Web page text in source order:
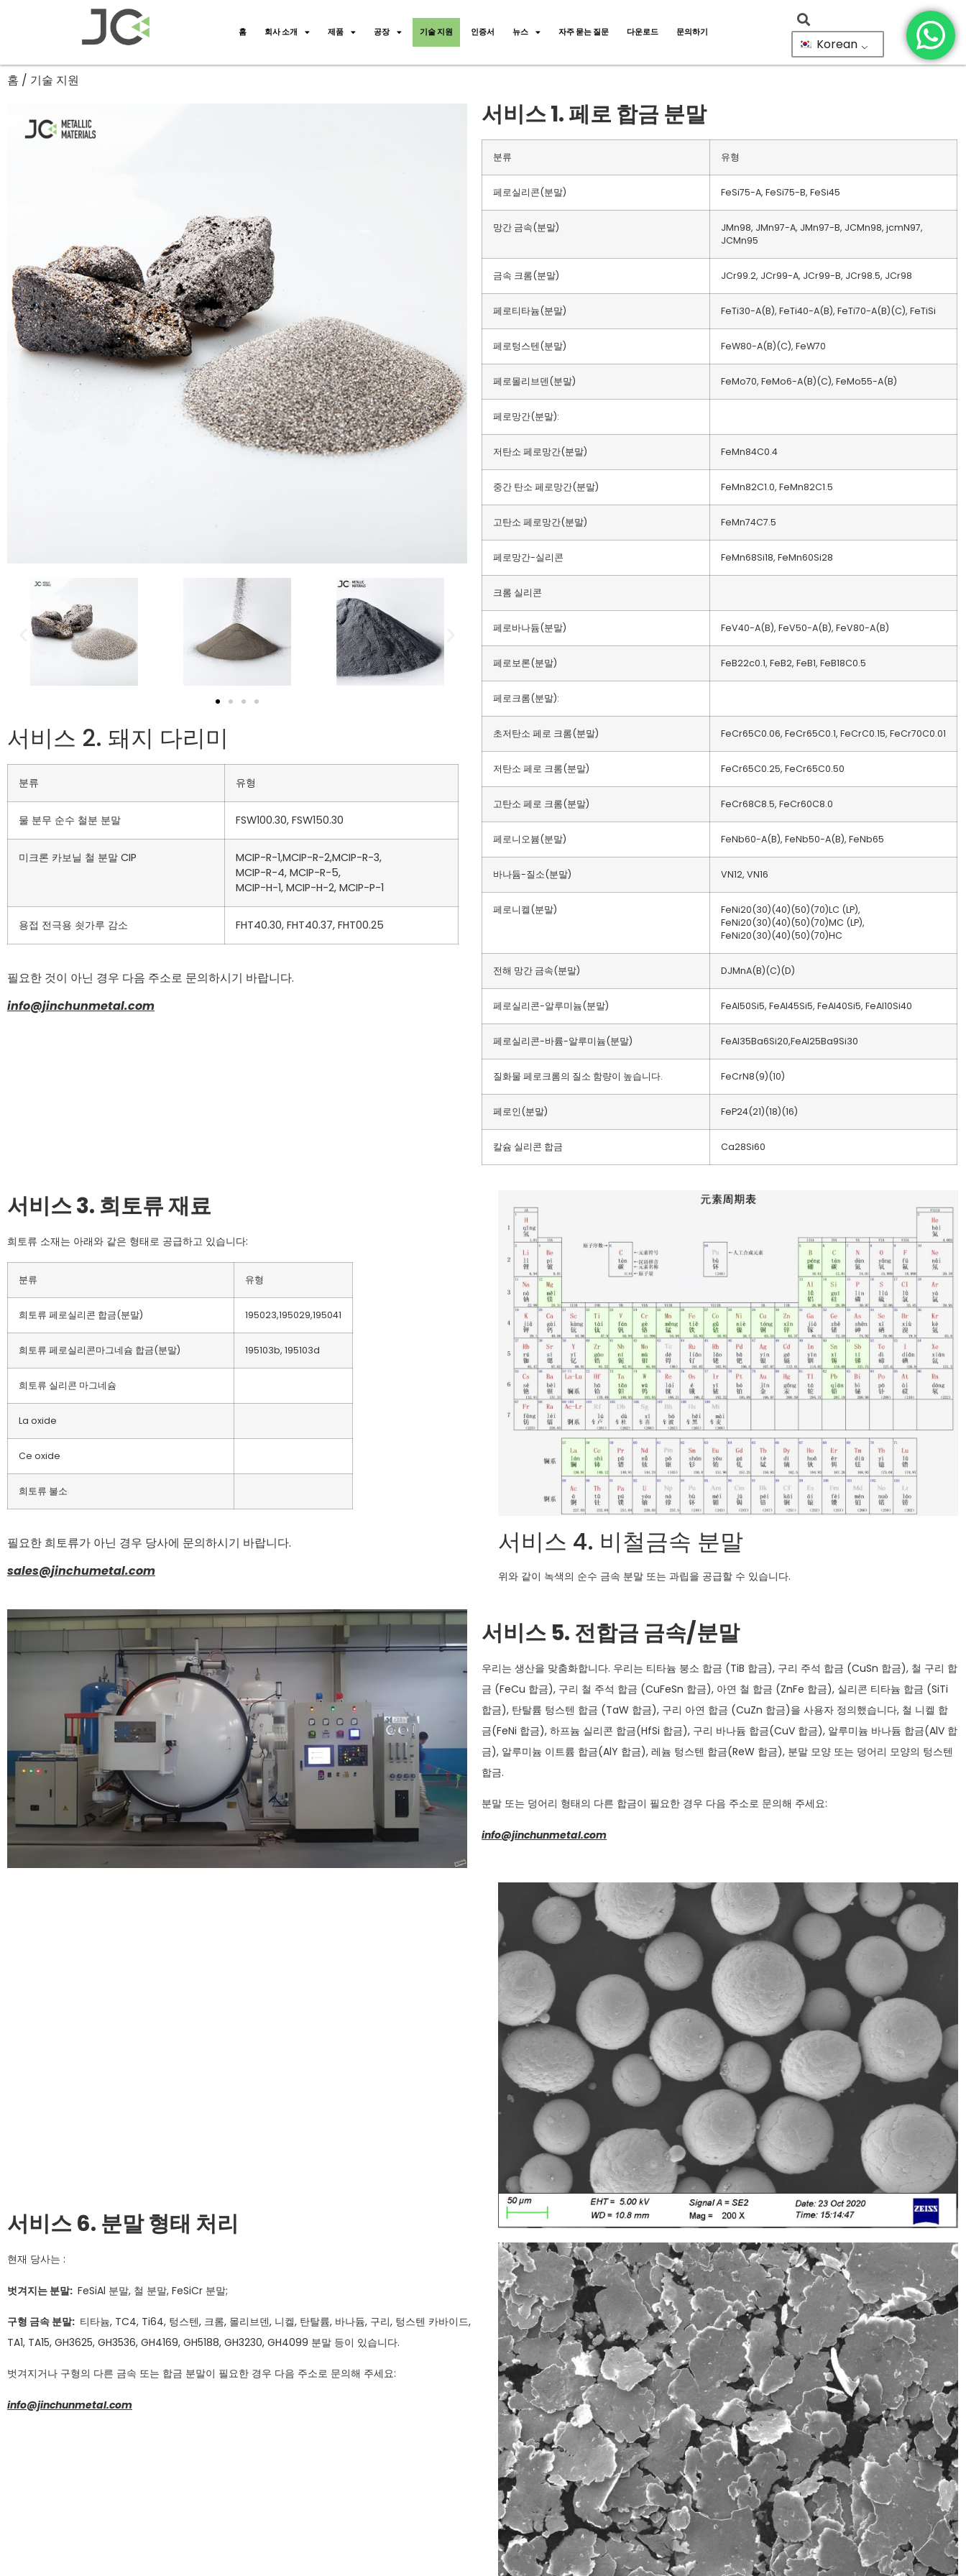
홈 회사 소개 제품 공장 기술 지원 인증서 뉴스 자주 묻는 질문 다운로드 문의하기
Korean
홈 / 기술 지원
서비스 2. 돼지 다리미
분류 유형
물 분무 순수 철분 분말 FSW100.30, FSW150.30
미크론 카보닐 철 분말 CIP
MCIP-R-1,MCIP-R-2,MCIP-R-3,
MCIP-R-4, MCIP-R-5,
MCIP-H-1, MCIP-H-2, MCIP-P-1
용접 전극용 쇳가루 감소 FHT40.30, FHT40.37, FHT00.25
필요한 것이 아닌 경우 다음 주소로 문의하시기 바랍니다.
info@jinchunmetal.com
서비스 1. 페로 합금 분말
분류 유형
페로실리콘(분말) FeSi75-A, FeSi75-B, FeSi45
망간 금속(분말)
JMn98, JMn97-A, JMn97-B, JCMn98, jcmN97,
JCMn95
금속 크롬(분말) JCr99.2, JCr99-A, JCr99-B, JCr98.5, JCr98
페로티타늄(분말) FeTi30-A(B), FeTi40-A(B), FeTi70-A(B)(C), FeTiSi
페로텅스텐(분말) FeW80-A(B)(C), FeW70
페로몰리브덴(분말) FeMo70, FeMo6-A(B)(C), FeMo55-A(B)
페로망간(분말):
저탄소 페로망간(분말) FeMn84C0.4
중간 탄소 페로망간(분말) FeMn82C1.0, FeMn82C1.5
고탄소 페로망간(분말) FeMn74C7.5
페로망간-실리콘 FeMn68Si18, FeMn60Si28
크롬 실리콘
페로바나듐(분말) FeV40-A(B), FeV50-A(B), FeV80-A(B)
페로보론(분말) FeB22c0.1, FeB2, FeB1, FeB18C0.5
페로크롬(분말):
초저탄소 페로 크롬(분말) FeCr65C0.06, FeCr65C0.1, FeCrC0.15, FeCr70C0.01
저탄소 페로 크롬(분말) FeCr65C0.25, FeCr65C0.50
고탄소 페로 크롬(분말) FeCr68C8.5, FeCr60C8.0
페로니오븀(분말) FeNb60-A(B), FeNb50-A(B), FeNb65
바나듐-질소(분말) VN12, VN16
페로니켈(분말)
FeNi20(30)(40)(50)(70)LC (LP),
FeNi20(30)(40)(50)(70)MC (LP),
FeNi20(30)(40)(50)(70)HC
전해 망간 금속(분말) DJMnA(B)(C)(D)
페로실리콘-알루미늄(분말) FeAl50Si5, FeAl45Si5, FeAl40Si5, FeAl10Si40
페로실리콘-바륨-알루미늄(분말) FeAl35Ba6Si20,FeAl25Ba9Si30
질화물 페로크롬의 질소 함량이 높습니다. FeCrN8(9)(10)
페로인(분말) FeP24(21)(18)(16)
칼슘 실리콘 합금 Ca28Si60
서비스 3. 희토류 재료
희토류 소재는 아래와 같은 형태로 공급하고 있습니다:
분류 유형
희토류 페로실리콘 합금(분말) 195023,195029,195041
희토류 페로실리콘마그네슘 합금(분말) 195103b, 195103d
희토류 실리콘 마그네슘
La oxide
Ce oxide
희토류 불소
필요한 희토류가 아닌 경우 당사에 문의하시기 바랍니다.
sales@jinchumetal.com
서비스 4. 비철금속 분말
위와 같이 녹색의 순수 금속 분말 또는 과립을 공급할 수 있습니다.
서비스 5. 전합금 금속/분말
우리는 생산을 맞춤화합니다. 우리는 티타늄 붕소 합금 (TiB 합금), 구리 주석 합금 (CuSn 합금), 철 구리 합
금 (FeCu 합금), 구리 철 주석 합금 (CuFeSn 합금), 아연 철 합금 (ZnFe 합금), 실리콘 티타늄 합금 (SiTi
합금), 탄탈륨 텅스텐 합금 (TaW 합금), 구리 아연 합금 (CuZn 합금)을 사용자 정의했습니다, 철 니켈 합
금(FeNi 합금), 하프늄 실리콘 합금(HfSi 합금), 구리 바나듐 합금(CuV 합금), 알루미늄 바나듐 합금(AlV 합
금), 알루미늄 이트륨 합금(AlY 합금), 레늄 텅스텐 합금(ReW 합금), 분말 모양 또는 덩어리 모양의 텅스텐
합금.
분말 또는 덩어리 형태의 다른 합금이 필요한 경우 다음 주소로 문의해 주세요:
info@jinchunmetal.com
서비스 6. 분말 형태 처리
현재 당사는 :
벗겨지는 분말: FeSiAl 분말, 철 분말, FeSiCr 분말;
구형 금속 분말: 티타늄, TC4, Ti64, 텅스텐, 크롬, 몰리브덴, 니켈, 탄탈륨, 바나듐, 구리, 텅스텐 카바이드,
TA1, TA15, GH3625, GH3536, GH4169, GH5188, GH3230, GH4099 분말 등이 있습니다.
벗겨지거나 구형의 다른 금속 또는 합금 분말이 필요한 경우 다음 주소로 문의해 주세요:
info@jinchunmetal.com